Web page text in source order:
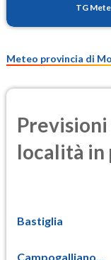
PM25
TG
Meteo provincia di
località in
Bastiglia
Campogalliano...